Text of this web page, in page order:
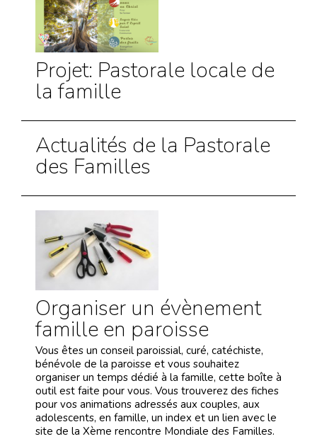
Projet: Pastorale locale de
la famille
Actualités de la Pastorale
des Familles
Organiser un évènement
famille en paroisse
Vous êtes un conseil paroissial, curé, catéchiste,
bénévole de la paroisse et vous souhaitez
organiser un temps dédié à la famille, cette boîte à
outil est faite pour vous. Vous trouverez des fiches
pour vos animations adressés aux couples, aux
adolescents, en famille, un index et un lien avec le
site de la Xème rencontre Mondiale des Familles.